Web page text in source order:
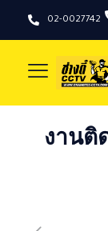
02-0027742
งานติ